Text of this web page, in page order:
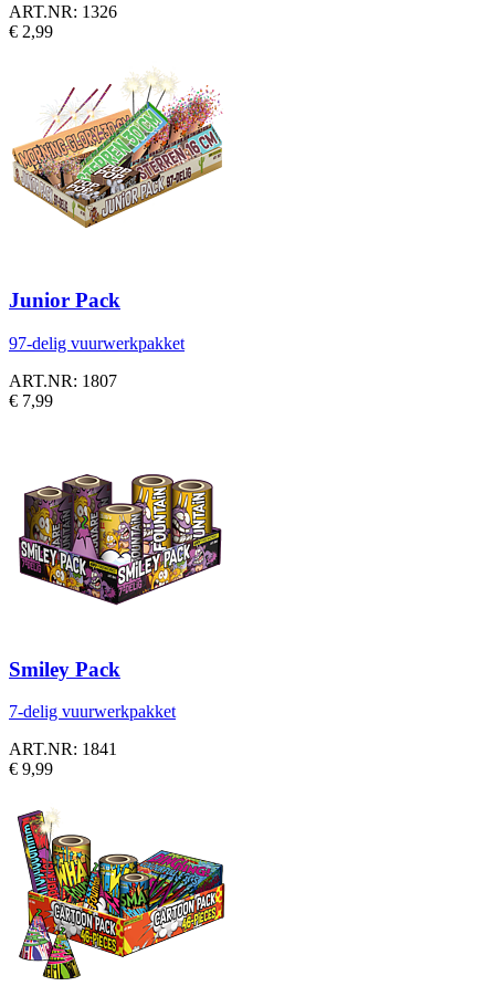
ART.NR: 1326
€ 2,99
Junior Pack
97-delig vuurwerkpakket
ART.NR: 1807
€ 7,99
Smiley Pack
7-delig vuurwerkpakket
ART.NR: 1841
€ 9,99